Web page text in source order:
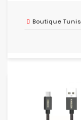
Boutique Tunis